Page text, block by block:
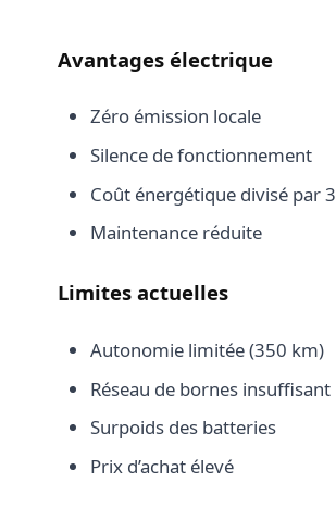
Avantages électrique
Zéro émission locale
Silence de fonctionnement
Coût énergétique divisé par 3
Maintenance réduite
Limites actuelles
Autonomie limitée (350 km)
Réseau de bornes insuffisant
Surpoids des batteries
Prix d’achat élevé